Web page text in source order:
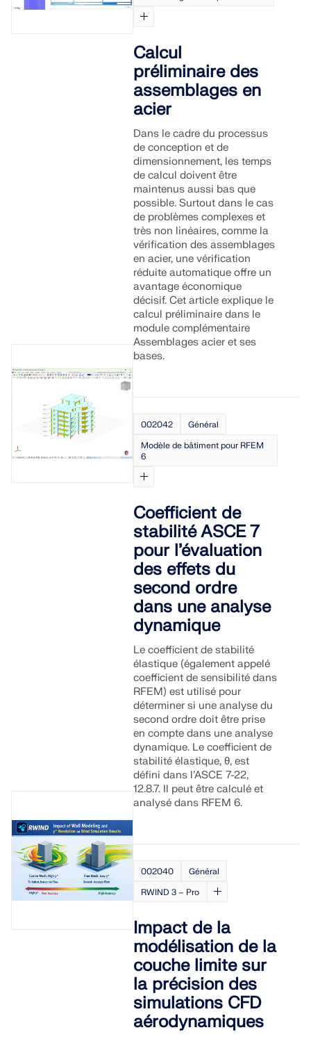
Calcul
préliminaire des
assemblages en
acier
Dans le cadre du processus
de conception et de
dimensionnement, les temps
de calcul doivent être
maintenus aussi bas que
possible. Surtout dans le cas
de problèmes complexes et
très non linéaires, comme la
vérification des assemblages
en acier, une vérification
réduite automatique offre un
avantage économique
décisif. Cet article explique le
calcul préliminaire dans le
module complémentaire
Assemblages acier et ses
bases.
002042
Général
Modèle de bâtiment pour RFEM
6
Coefficient de
stabilité ASCE 7
pour l’évaluation
des effets du
second ordre
dans une analyse
dynamique
Le coefficient de stabilité
élastique (également appelé
coefficient de sensibilité dans
RFEM) est utilisé pour
déterminer si une analyse du
second ordre doit être prise
en compte dans une analyse
dynamique. Le coefficient de
stabilité élastique, θ, est
défini dans l’ASCE 7-22,
12.8.7. Il peut être calculé et
analysé dans RFEM 6.
002040
Général
RWIND 3 – Pro
Impact de la
modélisation de la
couche limite sur
la précision des
simulations CFD
aérodynamiques